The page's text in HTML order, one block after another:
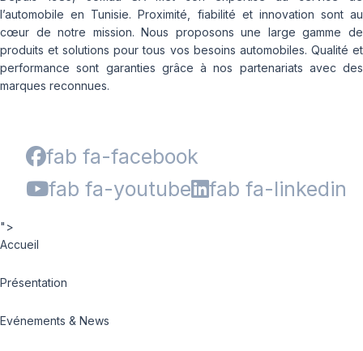
l’automobile en Tunisie. Proximité, fiabilité et innovation sont au
cœur de notre mission. Nous proposons une large gamme de
produits et solutions pour tous vos besoins automobiles. Qualité et
performance sont garanties grâce à nos partenariats avec des
marques reconnues.
fab fa-facebook
fab fa-youtube
fab fa-linkedin
">
Accueil
Présentation
Evénements & News